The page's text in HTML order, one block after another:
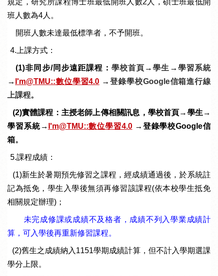
班人數為4人。
班人數未達最低標準者，不予開班。
4.上課方式：
(1)非同步/同步遠距課程： 學校首頁 → 學生 → 學習系統
→ I'm@TMU::數位學習4.0 → 登錄學校Google信箱進行線
上課程。
實體課程 ：主授老師上傳相關訊息，學校首頁→學生→
學習系統→ I'm@TMU::數位學習4.0→登錄學校Google信
箱。
5.課程成績：
新生於暑期預先修習之課程，經成績通過後，於系統註
記為抵免，學生入學後無須再修習該課程(依本校學生抵免
相關規定辦理)；
未完成修課或成績不及格者，成績不列入學業成績計
算，可入學後再重新修習課程。
舊生之成績納入 1151學期成績計算，但不計入學期選課
學分上限。